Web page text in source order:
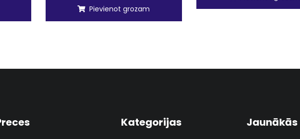
Pievienot grozam
Kategorijas Jaunākās